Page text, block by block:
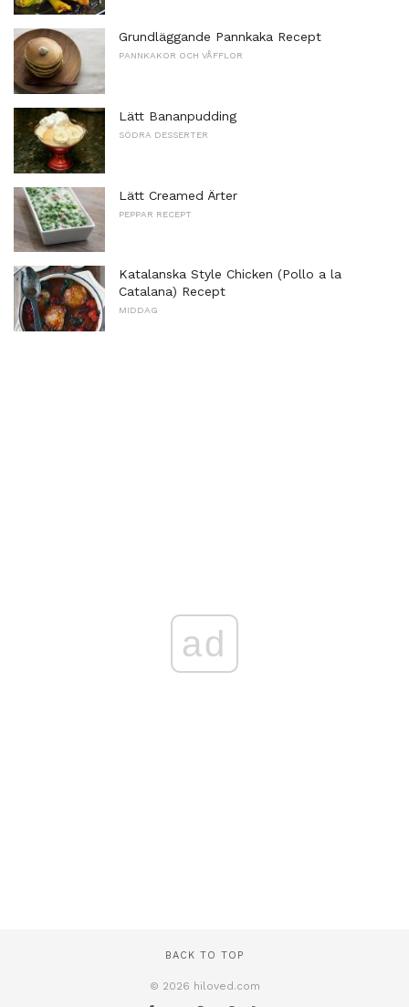
Grundläggande Pannkaka Recept
PANNKAKOR OCH VÅFFLOR
Lätt Bananpudding
SÖDRA DESSERTER
Lätt Creamed Ärter
PEPPAR RECEPT
Katalanska Style Chicken (Pollo a la
Catalana) Recept
MIDDAG
ad
BACK TO TOP
© 2026 hiloved.com